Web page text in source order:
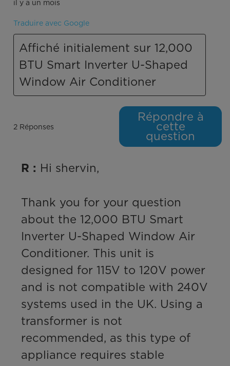
il y a un mois
Traduire avec Google
Affiché initialement sur 12,000
BTU Smart Inverter U-Shaped
Window Air Conditioner
2 Réponses
Répondre à
cette
question
R : Hi shervin,
Thank you for your question
about the 12,000 BTU Smart
Inverter U-Shaped Window Air
Conditioner. This unit is
designed for 115V to 120V power
and is not compatible with 240V
systems used in the UK. Using a
transformer is not
recommended, as this type of
appliance requires stable